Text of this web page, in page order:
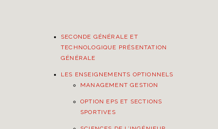
SECONDE GÉNÉRALE ET
TECHNOLOGIQUE PRÉSENTATION
GÉNÉRALE
LES ENSEIGNEMENTS OPTIONNELS
MANAGEMENT GESTION
OPTION EPS ET SECTIONS
SPORTIVES